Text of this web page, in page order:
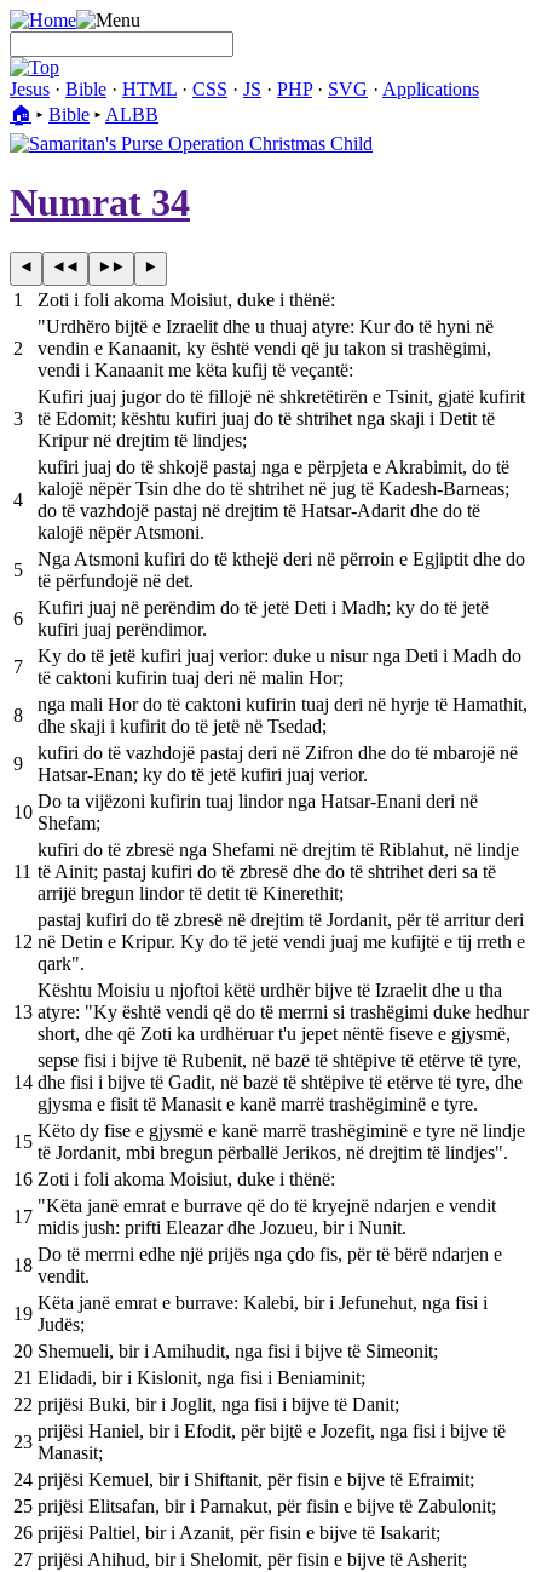
Jesus · Bible · HTML · CSS · JS · PHP· SVG · Applications
🏠︎ ▸ Bible ▸ ALBB
Numrat 34
1 Zoti i foli akoma Moisiut, duke i thënë:
2
"Urdhëro bijtë e Izraelit dhe u thuaj atyre: Kur do të hyni në
vendin e Kanaanit, ky është vendi që ju takon si trashëgimi,
vendi i Kanaanit me këta kufij të veçantë:
3
Kufiri juaj jugor do të fillojë në shkretëtirën e Tsinit, gjatë kufirit
të Edomit; kështu kufiri juaj do të shtrihet nga skaji i Detit të
Kripur në drejtim të lindjes;
4
kufiri juaj do të shkojë pastaj nga e përpjeta e Akrabimit, do të
kalojë nëpër Tsin dhe do të shtrihet në jug të Kadesh-Barneas;
do të vazhdojë pastaj në drejtim të Hatsar-Adarit dhe do të
kalojë nëpër Atsmoni.
5
Nga Atsmoni kufiri do të kthejë deri në përroin e Egjiptit dhe do
të përfundojë në det.
6
Kufiri juaj në perëndim do të jetë Deti i Madh; ky do të jetë
kufiri juaj perëndimor.
7
Ky do të jetë kufiri juaj verior: duke u nisur nga Deti i Madh do
të caktoni kufirin tuaj deri në malin Hor;
8
nga mali Hor do të caktoni kufirin tuaj deri në hyrje të Hamathit,
dhe skaji i kufirit do të jetë në Tsedad;
9
kufiri do të vazhdojë pastaj deri në Zifron dhe do të mbarojë në
Hatsar-Enan; ky do të jetë kufiri juaj verior.
10
Do ta vijëzoni kufirin tuaj lindor nga Hatsar-Enani deri në
Shefam;
11
kufiri do të zbresë nga Shefami në drejtim të Riblahut, në lindje
të Ainit; pastaj kufiri do të zbresë dhe do të shtrihet deri sa të
arrijë bregun lindor të detit të Kinerethit;
12
pastaj kufiri do të zbresë në drejtim të Jordanit, për të arritur deri
në Detin e Kripur. Ky do të jetë vendi juaj me kufijtë e tij rreth e
qark".
13
Kështu Moisiu u njoftoi këtë urdhër bijve të Izraelit dhe u tha
atyre: "Ky është vendi që do të merrni si trashëgimi duke hedhur
short, dhe që Zoti ka urdhëruar t'u jepet nëntë fiseve e gjysmë,
14
sepse fisi i bijve të Rubenit, në bazë të shtëpive të etërve të tyre,
dhe fisi i bijve të Gadit, në bazë të shtëpive të etërve të tyre, dhe
gjysma e fisit të Manasit e kanë marrë trashëgiminë e tyre.
15
Këto dy fise e gjysmë e kanë marrë trashëgiminë e tyre në lindje
të Jordanit, mbi bregun përballë Jerikos, në drejtim të lindjes".
16 Zoti i foli akoma Moisiut, duke i thënë:
17
"Këta janë emrat e burrave që do të kryejnë ndarjen e vendit
midis jush: prifti Eleazar dhe Jozueu, bir i Nunit.
18
Do të merrni edhe një prijës nga çdo fis, për të bërë ndarjen e
vendit.
19
Këta janë emrat e burrave: Kalebi, bir i Jefunehut, nga fisi i
Judës;
20 Shemueli, bir i Amihudit, nga fisi i bijve të Simeonit;
21 Elidadi, bir i Kislonit, nga fisi i Beniaminit;
22 prijësi Buki, bir i Joglit, nga fisi i bijve të Danit;
23
prijësi Haniel, bir i Efodit, për bijtë e Jozefit, nga fisi i bijve të
Manasit;
24 prijësi Kemuel, bir i Shiftanit, për fisin e bijve të Efraimit;
25 prijësi Elitsafan, bir i Parnakut, për fisin e bijve të Zabulonit;
26 prijësi Paltiel, bir i Azanit, për fisin e bijve të Isakarit;
27 prijësi Ahihud, bir i Shelomit, për fisin e bijve të Asherit;